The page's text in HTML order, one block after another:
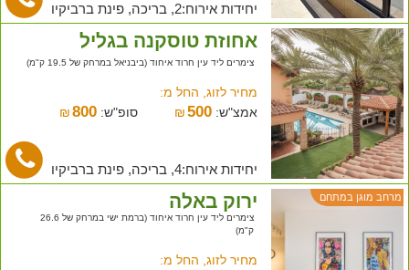
יחידות אירוח:2, בריכה, פינת ברביקיו
אחוזת טוסקנה בגליל
צימרים ליד עין חרוד איחוד (ביבניאל במרחק של 19.5 ק"מ)
מחיר לזוג, החל מ:
אמצ"ש:
₪500 סופ"ש: ₪ 800
יחידות אירוח:4, בריכה, פינת ברביקיו
מרחב מוגן במתחם ירוק באלה
צימרים ליד עין חרוד איחוד (ברמת ישי במרחק של 26.6
ק"מ)
מחיר לזוג, החל מ: